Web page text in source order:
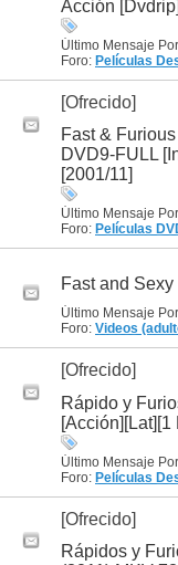
Acción
Último Mensaje
Foro: Películas
[Ofrecido]
Fast &
DVD9-FULL
[2001/11]
Último Mensaje
Foro: Películas
Fast and Sexy
Último Mensaje
Foro: Videos
[Ofrecido]
Rápido y
[Acción][Lat][1
Último Mensaje
Foro: Películas
[Ofrecido]
Rápidos y